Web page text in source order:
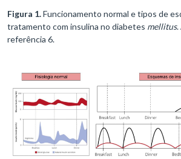
Figura 1.Funcionamento normal e tipos de
tratamento com insulina no diabetes mellitus.
referência 6.